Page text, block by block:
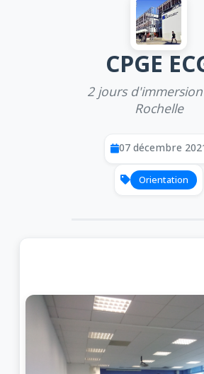
CPGE
2 jours
Rochelle
07 décembre
Orientation